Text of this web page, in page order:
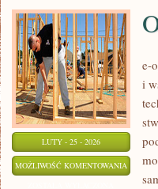
LUTY - 25 - 2026
MOŻLIWOŚĆ KOMENTOWANIA OPEL
e-
i